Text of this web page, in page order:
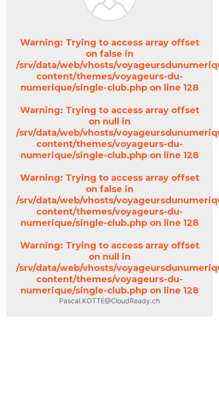
Warning: Trying to access array offset
on false in
/srv/data/web/vhosts/
content/themes/voyageurs-du-
numerique/single-club.php on line 128
Warning: Trying to access array offset
on null in
/srv/data/web/vhosts/
content/themes/voyageurs-du-
numerique/single-club.php on line 128
Warning: Trying to access array offset
on false in
/srv/data/web/vhosts/
content/themes/voyageurs-du-
numerique/single-club.php on line 128
Warning: Trying to access array offset
on null in
/srv/data/web/vhosts/
content/themes/voyageurs-du-
numerique/single-club.php on line 128
Pascal.KOTTE@CloudReady.ch